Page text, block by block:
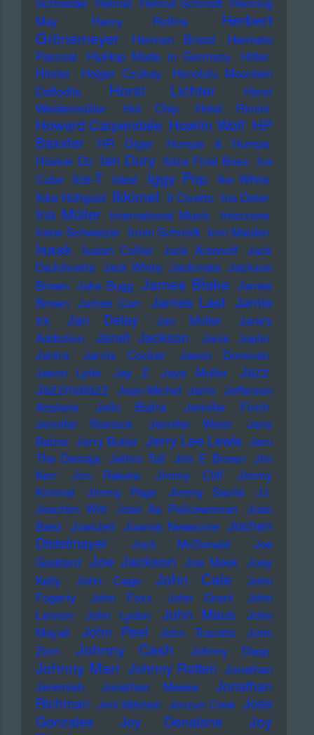
May
Henry Rollins
Herbert
Grönemeyer
Herman Brood
Hermeto
Pascoal
HipHop Made in Germany
Hitler
Hitster
Holger Czukay
Honolulu Mountain
Daffodils
Horst Lichter
Horst
Weidenmüller
Hot Chip Hotel Rimini
Howard Carpendale Howlin Wolf HP
Baxxter
HR Giger
Humpe & Humpe
Hüsker Dü Ian Dury Ibiza Final Boss Ice
Cube
Ice-T Ideal Iggy Pop Ike White
Ikke Hüftgold Ikkimel Il Civetto Ina Deter
Ina Müller International Music Interzone
Irene Schweizer Irmin Schmidt Iron Maiden
Isaak Isaiah Collier Jack Antonoff Jack
DeJohnette Jack White Jackmate Jackson
Brown Jake Bugg James Blake James
Brown James Carr James Last Jamie
xx
Jan Delay Jan Müller
Jane's
Addiction
Janet Jackson
Janis Joplin
Jantra
Jarvis Cocker
Jason Donovan
Jason Lytle
Jay Z Jaye Muller
Jazz
Jazzmatazz Jean-Michel Jarre Jefferson
Airplane
Jello Biafra
Jennifer Finch
Jennifer Rostock
Jennifer Weist
Jens
Balzer Jerry Butler Jerry Lee Lewis Jeru
The Damaja Jethro Tull Jim E Brown Jim
Kerr
Jim Rakete Jimmy Cliff
Jimmy
Kimmel
Jimmy Page Jimmy Savile
JJ
Joachim Witt Joan As Policewoman Joan
Baez JoanJett Joanna Newsome Jochen
Distelmayer
Jock McDonald
Joe
Goddard Joe Jackson Joe Meek Joey
Kelly
John Cage John Cale
John
Fogerty
John Foxx John Grant
John
Lennon
John Lydon John Maus
John
Mayall
John Peel John Travolta
John
Zorn
Johnny Cash Johnny Depp
Johnny Marr Johnny Rotten Jonathan
Jeremiah
Jonathan Meese
Jonathan
Richman Joni Mitchell Jonzun Crew Jose
Gonzales
Joy Denalane
Joy